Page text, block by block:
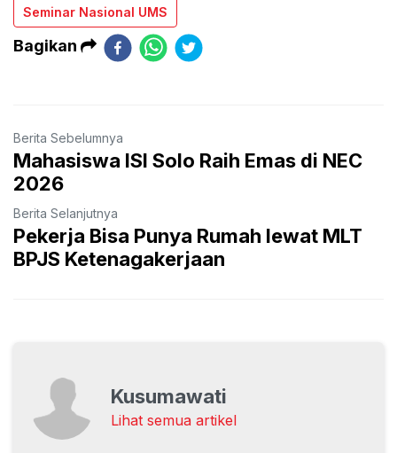
Seminar Nasional UMS
Bagikan
Berita Sebelumnya
Mahasiswa ISI Solo Raih Emas di NEC
2026
Berita Selanjutnya
Pekerja Bisa Punya Rumah lewat MLT
BPJS Ketenagakerjaan
Kusumawati
Lihat semua artikel